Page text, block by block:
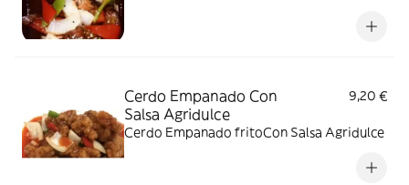
Cerdo Empanado Con
Salsa Agridulce
9,20 €
Cerdo Empanado fritoCon Salsa Agridulce